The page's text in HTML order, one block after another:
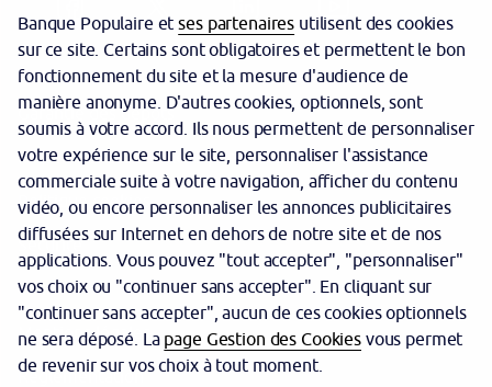
Garantie des dépôts
Protection des données personnelles
Politique cookies
Sécurité
Tarifs
Mentions légales
Réglementation
Banque Populaire etses partenaires utilisent des cookies
sur ce site. Certains sont obligatoires et permettent le bon
fonctionnement du site et la mesure d'audience de
manière anonyme. D'autres cookies, optionnels, sont
soumis à votre accord. Ils nous permettent de personnaliser
votre expérience sur le site, personnaliser l'assistance
commerciale suite à votre navigation, afficher du contenu
vidéo, ou encore personnaliser les annonces publicitaires
diffusées sur Internet en dehors de notre site et de nos
applications. Vous pouvez "tout accepter", "personnaliser"
vos choix ou "continuer sans accepter". En cliquant sur
"continuer sans accepter", aucun de ces cookies optionnels
ne sera déposé. La page Gestion des Cookiesvous permet
de revenir sur vos choix à tout moment.